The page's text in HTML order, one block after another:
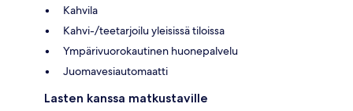
Kahvila
Kahvi-/teetarjoilu yleisissä tiloissa
Ympärivuorokautinen huonepalvelu
Juomavesiautomaatti
Lasten kanssa matkustaville